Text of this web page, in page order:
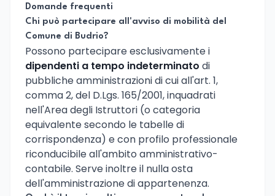
Domande frequenti
Chi può partecipare all'avviso di mobilità del
Comune di Budrio?
Possono partecipare esclusivamente i
dipendenti a tempo indeterminato di
pubbliche amministrazioni di cui all'art. 1,
comma 2, del D.Lgs. 165/2001, inquadrati
nell'Area degli Istruttori (o categoria
equivalente secondo le tabelle di
corrispondenza) e con profilo professionale
riconducibile all'ambito amministrativo-
contabile. Serve inoltre il nulla osta
dell'amministrazione di appartenenza.